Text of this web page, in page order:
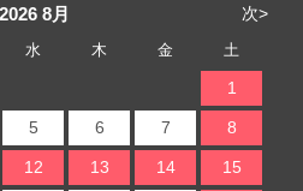
次>
2026 8月
水 木 金 土
1
5 6 7 8
12 13 14 15